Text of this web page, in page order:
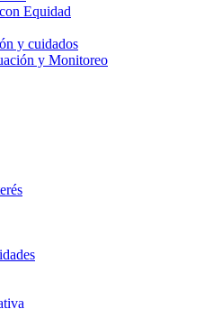
Equidad
y cuidados
y Monitoreo